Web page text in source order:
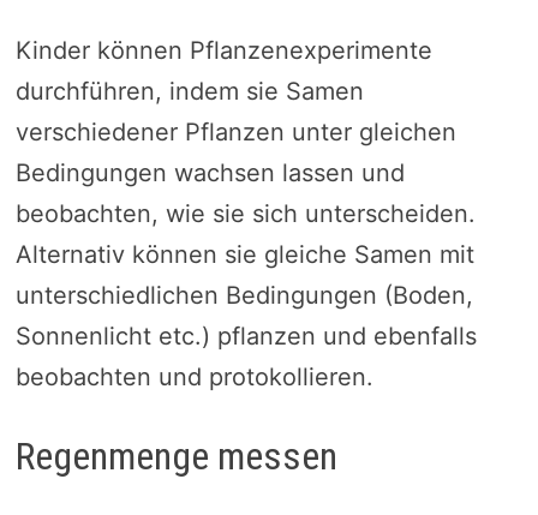
Kinder können Pflanzenexperimente
durchführen, indem sie Samen
verschiedener Pflanzen unter gleichen
Bedingungen wachsen lassen und
beobachten, wie sie sich unterscheiden.
Alternativ können sie gleiche Samen mit
unterschiedlichen Bedingungen (Boden,
Sonnenlicht etc.) pflanzen und ebenfalls
beobachten und protokollieren.
Regenmenge messen